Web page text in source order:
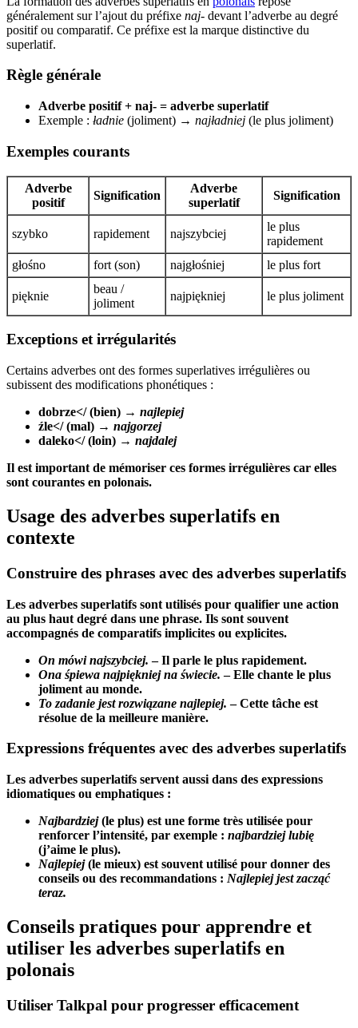
généralement sur l’ajout du préfixe naj- devant l’adverbe au degré
positif ou comparatif. Ce préfixe est la marque distinctive du
superlatif.
Règle générale
Adverbe positif + naj- = adverbe superlatif
Exemple : ładnie (joliment) → najładniej (le plus joliment)
Exemples courants
Adverbe
positif
Signification
Adverbe
superlatif
Signification
szybko rapidement najszybciej
le plus
rapidement
głośno
fort (son) najgłośniej le plus fort
pięknie
beau /
joliment
najpiękniej le plus joliment
Exceptions et irrégularités
Certains adverbes ont des formes superlatives irrégulières ou
subissent des modifications phonétiques :
dobrze</ (bien) → najlepiej
źle</ (mal) → najgorzej
daleko</ (loin) → najdalej
Il est important de mémoriser ces formes irrégulières car elles
sont courantes en polonais.
Usage des adverbes superlatifs en
contexte
Construire des phrases avec des adverbes superlatifs
Les adverbes superlatifs sont utilisés pour qualifier une action
au plus haut degré dans une phrase. Ils sont souvent
accompagnés de comparatifs implicites ou explicites.
On mówi najszybciej. – Il parle le plus rapidement.
Ona śpiewa najpiękniej na świecie. – Elle chante le plus
joliment au monde.
To zadanie jest rozwiązane najlepiej. – Cette tâche est
résolue de la meilleure manière.
Expressions fréquentes avec des adverbes superlatifs
Les adverbes superlatifs servent aussi dans des expressions
idiomatiques ou emphatiques :
Najbardziej(le plus) est une forme très utilisée pour
renforcer l’intensité, par exemple : najbardziej lubię
(j’aime le plus).
Najlepiej(le mieux) est souvent utilisé pour donner des
conseils ou des recommandations : Najlepiej jest zacząć
teraz.
Conseils pratiques pour apprendre et
utiliser les adverbes superlatifs en
polonais
Utiliser Talkpal pour progresser efficacement